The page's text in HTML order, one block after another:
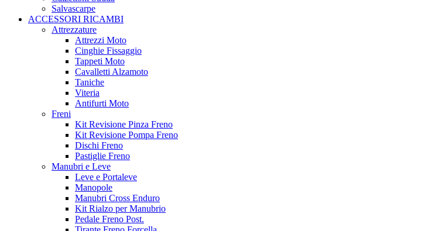
Salvascarpe
ACCESSORI RICAMBI
Attrezzature
Attrezzi Moto
Cinghie Fissaggio
Tappeti Moto
Cavalletti Alzamoto
Taniche
Viteria
Antifurti Moto
Freni
Kit Revisione Pinza Freno
Kit Revisione Pompa Freno
Dischi Freno
Pastiglie Freno
Manubri e Leve
Leve e Portaleve
Manopole
Manubri Cross Enduro
Kit Rialzo per Manubrio
Pedale Freno Post.